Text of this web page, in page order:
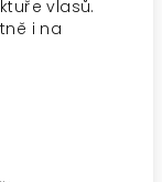
vlasů.
i na